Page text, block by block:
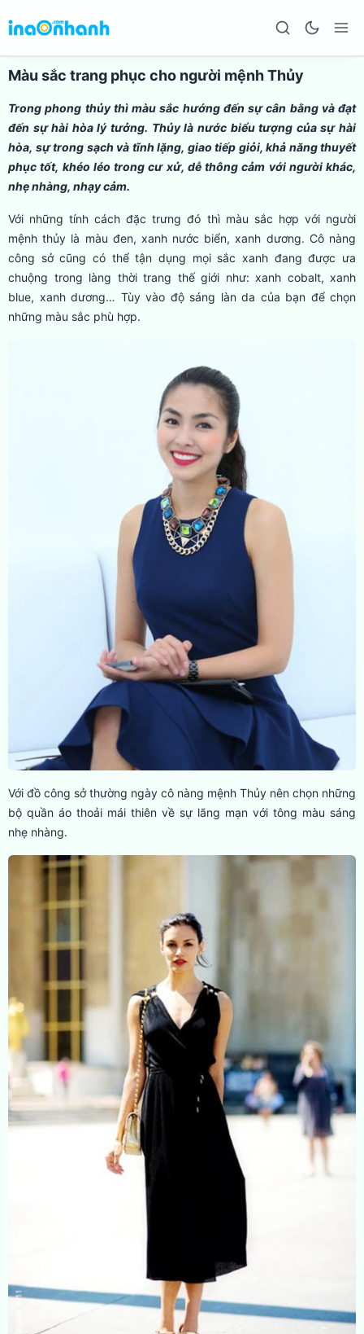
Màu sắc trang phục cho người mệnh Thủy
Trong phong thủy thì màu sắc hướng đến sự cân bằng và đạt
đến sự hài hòa lý tưởng. Thủy là nước biểu tượng của sự hài
hòa, sự trong sạch và tĩnh lặng, giao tiếp giỏi, khả năng thuyết
phục tốt, khéo léo trong cư xử, dễ thông cảm với người khác,
nhẹ nhàng, nhạy cảm.
Với những tính cách đặc trưng đó thì màu sắc hợp với người
mệnh thủy là màu đen, xanh nước biển, xanh dương. Cô nàng
công sở cũng có thể tận dụng mọi sắc xanh đang được ưa
chuộng trong làng thời trang thế giới như: xanh cobalt, xanh
blue, xanh dương… Tùy vào độ sáng làn da của bạn để chọn
những màu sắc phù hợp.
Với đồ công sở thường ngày cô nàng mệnh Thủy nên chọn những
bộ quần áo thoải mái thiên về sự lãng mạn với tông màu sáng
nhẹ nhàng.